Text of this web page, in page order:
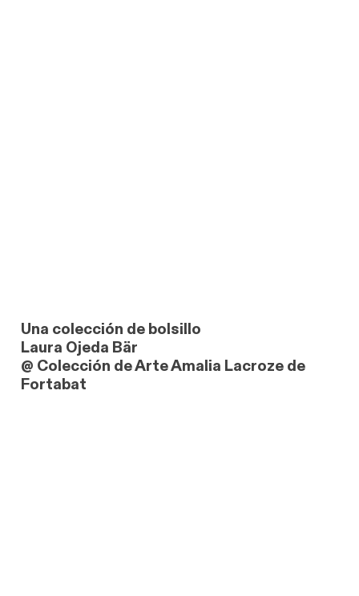
Una colección de bolsillo
Laura Ojeda Bär
@ Colección de Arte Amalia Lacroze de
Fortabat